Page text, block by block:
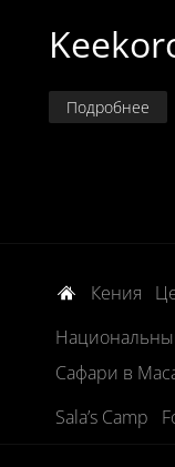
Подробнее
Кения
Сафари в
Sala’s Camp